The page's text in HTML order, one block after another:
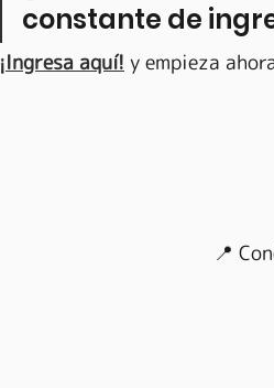
constante de
¡Ingresa aquí! y empieza
📍